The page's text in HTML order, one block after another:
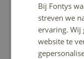
Bij Fontys
streven we
ervaring. Wij
website te